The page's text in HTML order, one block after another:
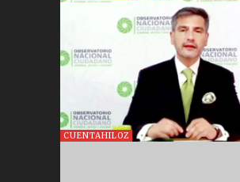
CUENTAHILOZ